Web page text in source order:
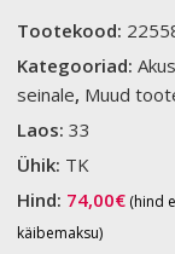
Tootekood:
Kategooriad:
seinale, Muud
Laos:33
Ühik: TK
Hind: 74,00€ (hind
käibemaksu)